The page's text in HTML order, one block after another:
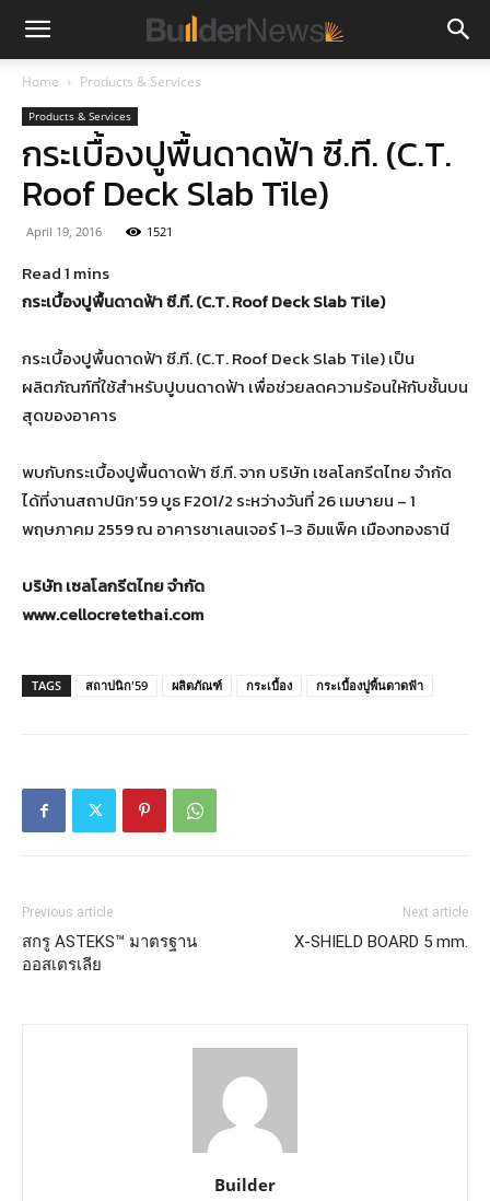
Home Products & Services
Products & Services
กระเบื้องปูพื้นดาดฟ้า ซี.ที. (C.T.
Roof Deck Slab Tile)
April 19, 2016 1521
กระเบื้องปูพื้นดาดฟ้า ซี.ที. (C.T. Roof Deck Slab Tile)
กระเบื้องปูพื้นดาดฟ้า ซี.ที. (C.T. Roof Deck Slab Tile) เป็น
ผลิตภัณฑ์ที่ใช้สำหรับปูบนดาดฟ้า เพื่อช่วยลดความร้อนให้กับชั้นบน
สุดของอาคาร
พบกับกระเบื้องปูพื้นดาดฟ้า ซี.ที. จาก บริษัท เซลโลกรีตไทย จำกัด
ได้ที่งานสถาปนิก’59 บูธ F201/2 ระหว่างวันที่ 26 เมษายน – 1
พฤษภาคม 2559 ณ อาคารชาเลนเจอร์ 1-3 อิมแพ็ค เมืองทองธานี
บริษัท เซลโลกรีตไทย จำกัด
www.cellocretethai.com
TAGS สถาปนิก'59 ผลิตภัณฑ์ กระเบื้อง กระเบื้องปูพื้นดาดฟ้า
Previous article
สกรู ASTEKS™ มาตรฐาน
ออสเตรเลีย
Next article
X-SHIELD BOARD 5 mm.
Builder